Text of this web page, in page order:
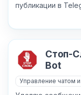
Текст
Хочу
публикации в
Стоп-
Bot
Управление чатом